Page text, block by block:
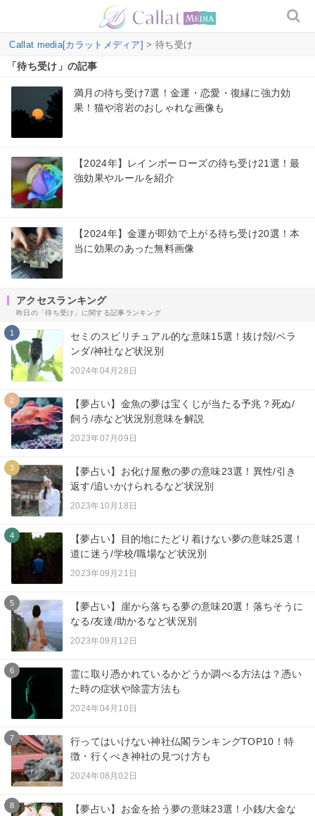
Callat media[カラットメディア] > 待ち受け
「待ち受け」の記事
満月の待ち受け7選！金運・恋愛・復縁に強力効
果！猫や溶岩のおしゃれな画像も
【2024年】レインボーローズの待ち受け21選！最
強効果やルールを紹介
【2024年】金運が即効で上がる待ち受け20選！本
当に効果のあった無料画像
アクセスランキング
昨日の「待ち受け」に関する記事ランキング
1
セミのスピリチュアル的な意味15選！抜け殻/ベラ
ンダ/神社など状況別
2024年04月28日
2
【夢占い】金魚の夢は宝くじが当たる予兆？死ぬ/
飼う/赤など状況別意味を解説
2023年07月09日
3
【夢占い】お化け屋敷の夢の意味23選！異性/引き
返す/追いかけられるなど状況別
2023年10月18日
4
【夢占い】目的地にたどり着けない夢の意味25選！
道に迷う/学校/職場など状況別
2023年09月21日
5
【夢占い】崖から落ちる夢の意味20選！落ちそうに
なる/友達/助かるなど状況別
2023年09月12日
6
霊に取り憑かれているかどうか調べる方法は？憑い
た時の症状や除霊方法も
2024年04月10日
7
行ってはいけない神社仏閣ランキングTOP10！特
徴・行くべき神社の見つけ方も
2024年08月02日
8
【夢占い】お金を拾う夢の意味23選！小銭/大金な